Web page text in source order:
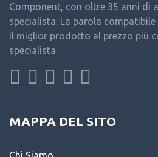
Component, con oltre 35 anni di
specialista. La parola
il miglior prodotto al prezzo più
specialista.
MAPPA DEL SITO